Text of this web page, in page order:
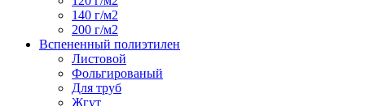
140 г/м2
200 г/м2
Вспененный полиэтилен
Листовой
Фольгированый
Для труб
Жгут